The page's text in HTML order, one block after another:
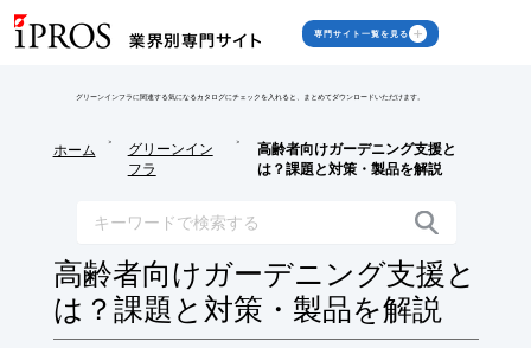
専門サイト一覧を見る
グリーンインフラに関連する気になるカタログにチェックを入れると、まとめてダウンロードいただけます。
ホーム
>
グリーンイン
フラ
>
高齢者向けガーデニング支援と
は？課題と対策・製品を解説
高齢者向けガーデニング支援と
は？課題と対策・製品を解説